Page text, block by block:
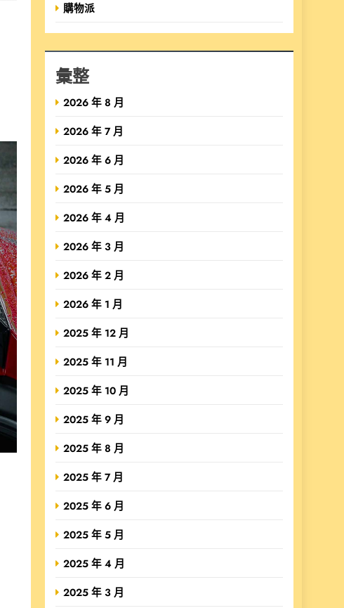
購物派
彙整
2026 年 8 月
2026 年 7 月
2026 年 6 月
2026 年 5 月
2026 年 4 月
2026 年 3 月
2026 年 2 月
2026 年 1 月
2025 年 12 月
2025 年 11 月
2025 年 10 月
2025 年 9 月
2025 年 8 月
2025 年 7 月
2025 年 6 月
2025 年 5 月
2025 年 4 月
2025 年 3 月